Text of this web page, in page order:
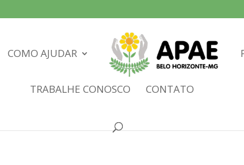
COMO AJUDAR
TRABALHE CONOSCO CONTATO